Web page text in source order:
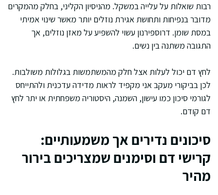
רבות שואלות על עלייה במשקל. מהניסיון הקליני, בחלק מהמקרים
מדובר בנפיחות ותחושת אגירת נוזלים יותר מאשר שינוי אמיתי
במסת שומן. דרוספירנון עשוי להשפיע על מאזן נוזלים, אך
התגובה משתנה בין נשים.
לחץ דם יכול לעלות אצל חלק מהמשתמשות בגלולות משולבות.
לכן בביקורי מעקב אני מקפיד לראות מדידה עדכנית ולהתייחס
לגורמי סיכון כמו עישון, השמנה, היסטוריה משפחתית או יתר לחץ
דם קודם.
סיכונים נדירים אך משמעותיים:
קרישי דם וסימנים שמצריכים בירור
מהיר